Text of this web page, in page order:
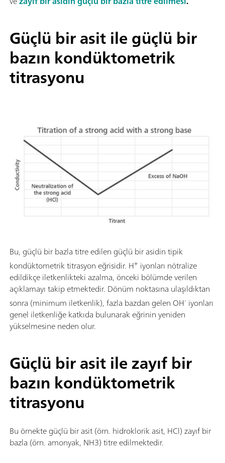
Güçlü bir asit ile güçlü bir
bazın kondüktometrik
titrasyonu
Bu, güçlü bir bazla titre edilen güçlü bir asidin tipik
kondüktometrik titrasyon eğrisidir. H+ iyonları nötralize
edildikçe iletkenlikteki azalma, önceki bölümde verilen
açıklamayı takip etmektedir. Dönüm noktasına ulaşıldıktan
sonra (minimum iletkenlik), fazla bazdan gelen OH- iyonları
genel iletkenliğe katkıda bulunarak eğrinin yeniden
yükselmesine neden olur.
Güçlü bir asit ile zayıf bir
bazın kondüktometrik
titrasyonu
Bu örnekte güçlü bir asit (örn. hidroklorik asit, HCl) zayıf bir
bazla (örn. amonyak, NH3) titre edilmektedir.